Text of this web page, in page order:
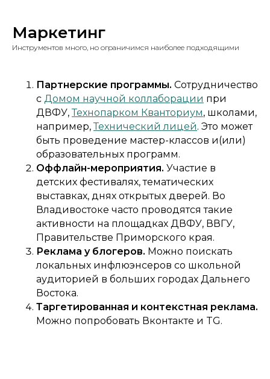
Маркетинг
Инструментов много, но ограничимся наиболее подходящими
Партнерские программы. Сотрудничество
с Домом научной коллаборации при
ДВФУ,Технопарком Кванториум, школами,
например,Технический лицей. Это может
быть проведение мастер-классов и(или)
образовательных программ.
Оффлайн-мероприятия. Участие в
детских фестивалях, тематических
выставках, днях открытых дверей. Во
Владивостоке часто проводятся такие
активности на площадках ДВФУ, ВВГУ,
Правительстве Приморского края.
Реклама у блогеров. Можно поискать
локальных инфлюэнсеров со школьной
аудиторией в больших городах Дальнего
Востока.
Таргетированная и контекстная реклама.
Можно попробовать Вконтакте и TG.